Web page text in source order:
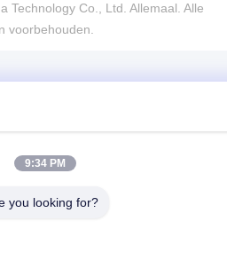
Technology Co., Ltd. Allemaal. Alle
voorbehouden.
9:34 PM
you looking for?